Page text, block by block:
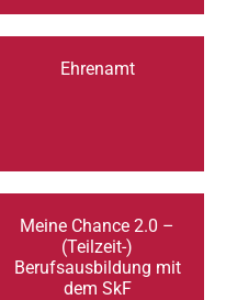
Ehrenamt
Meine Chance 2.0 –
(Teilzeit-)
Berufsausbildung mit
dem SkF